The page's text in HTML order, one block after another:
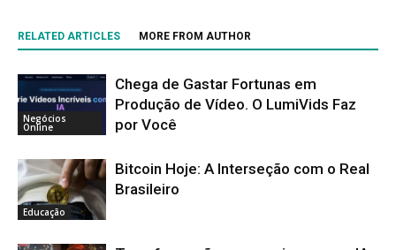
RELATED ARTICLES MORE FROM AUTHOR
Negócios
Online
Chega de Gastar Fortunas em
Produção de Vídeo. O LumiVids Faz
por Você
Educação
Bitcoin Hoje: A Interseção com o Real
Brasileiro